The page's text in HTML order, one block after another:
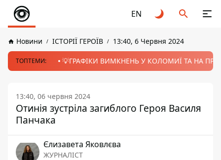
EN
Новини ІСТОРІЇ ГЕРОЇВ 13:40, 6 Червня 2024
ТОПТЕМИ: 💡ГРАФІКИ ВИМКНЕНЬ У КОЛОМИЇ ТА НА
13:40, 06 червня 2024
Отинія зустріла загиблого Героя Василя
Панчака
Єлизавета Яковлєва
ЖУРНАЛІСТ